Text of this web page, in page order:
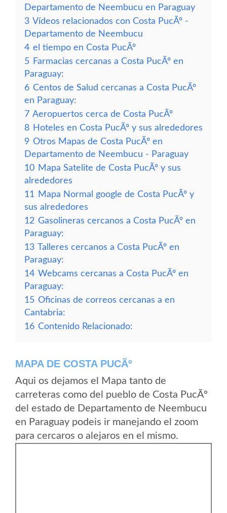
Departamento de Neembucu en Paraguay
3 Vídeos relacionados con Costa PucÃº -
Departamento de Neembucu
4 el tiempo en Costa PucÃº
5 Farmacias cercanas a Costa PucÃº en
Paraguay:
6 Centos de Salud cercanas a Costa PucÃº
en Paraguay:
7 Aeropuertos cerca de Costa PucÃº
8 Hoteles en Costa PucÃº y sus alrededores
9 Otros Mapas de Costa PucÃº en
Departamento de Neembucu - Paraguay
10 Mapa Satelite de Costa PucÃº y sus
alrededores
11
Mapa Normal google de Costa PucÃº y
sus alrededores
12 Gasolineras cercanos a Costa PucÃº en
Paraguay:
13 Talleres cercanos a Costa PucÃº en
Paraguay:
14 Webcams cercanas a Costa PucÃº en
Paraguay:
15 Oficinas de correos cercanas a en
Cantabria:
16 Contenido Relacionado:
MAPA DE COSTA PUCÃº
Aqui os dejamos el Mapa tanto de
carreteras como del pueblo de Costa PucÃº
del estado de Departamento de Neembucu
en Paraguay podeis ir manejando el zoom
para cercaros o alejaros en el mismo.